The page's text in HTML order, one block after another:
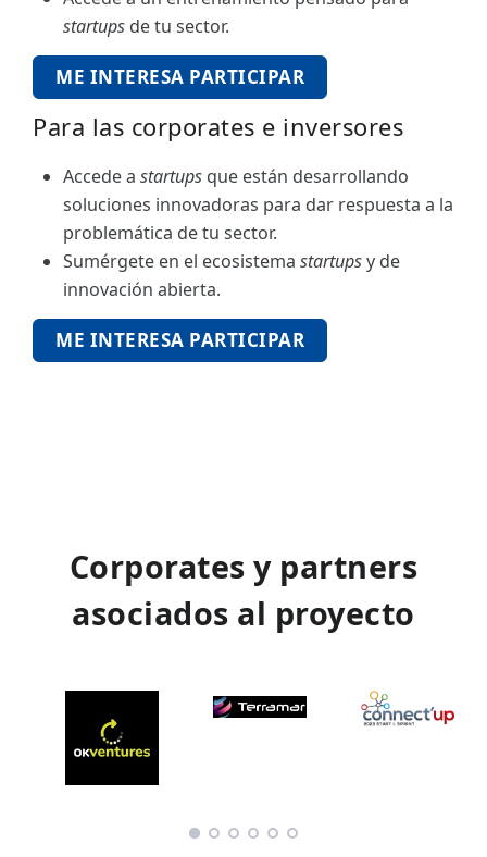
startups de tu sector.
ME INTERESA PARTICIPAR
Para las corporates e inversores
Accede a startups que están desarrollando
soluciones innovadoras para dar respuesta a la
problemática de tu sector.
Sumérgete en el ecosistema startupsy de
innovación abierta.
ME INTERESA PARTICIPAR
Corporates y partners
asociados al proyecto